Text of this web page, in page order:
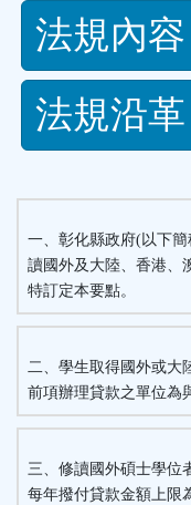
法
規
功
能
按
鈕
區
法規內容
法規沿革
一、彰化縣政府(以下
讀國外及大陸、香港、
特訂定本要點。
二、學生取得國外或大
前項辦理貸款之單位為
三、修讀國外碩士學位
每年撥付貸款金額上限